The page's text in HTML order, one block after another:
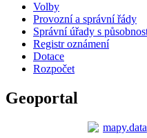
Volby
Provozní a správní řády
Správní úřady s
Registr oznámení
Dotace
Rozpočet
Geoportal